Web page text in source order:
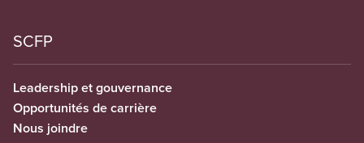
SCFP
Leadership et gouvernance
Opportunités de carrière
Nous joindre